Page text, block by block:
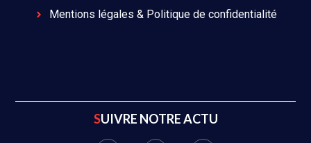
Mentions légales & Politique de confidentialité
SUIVRE NOTRE ACTU